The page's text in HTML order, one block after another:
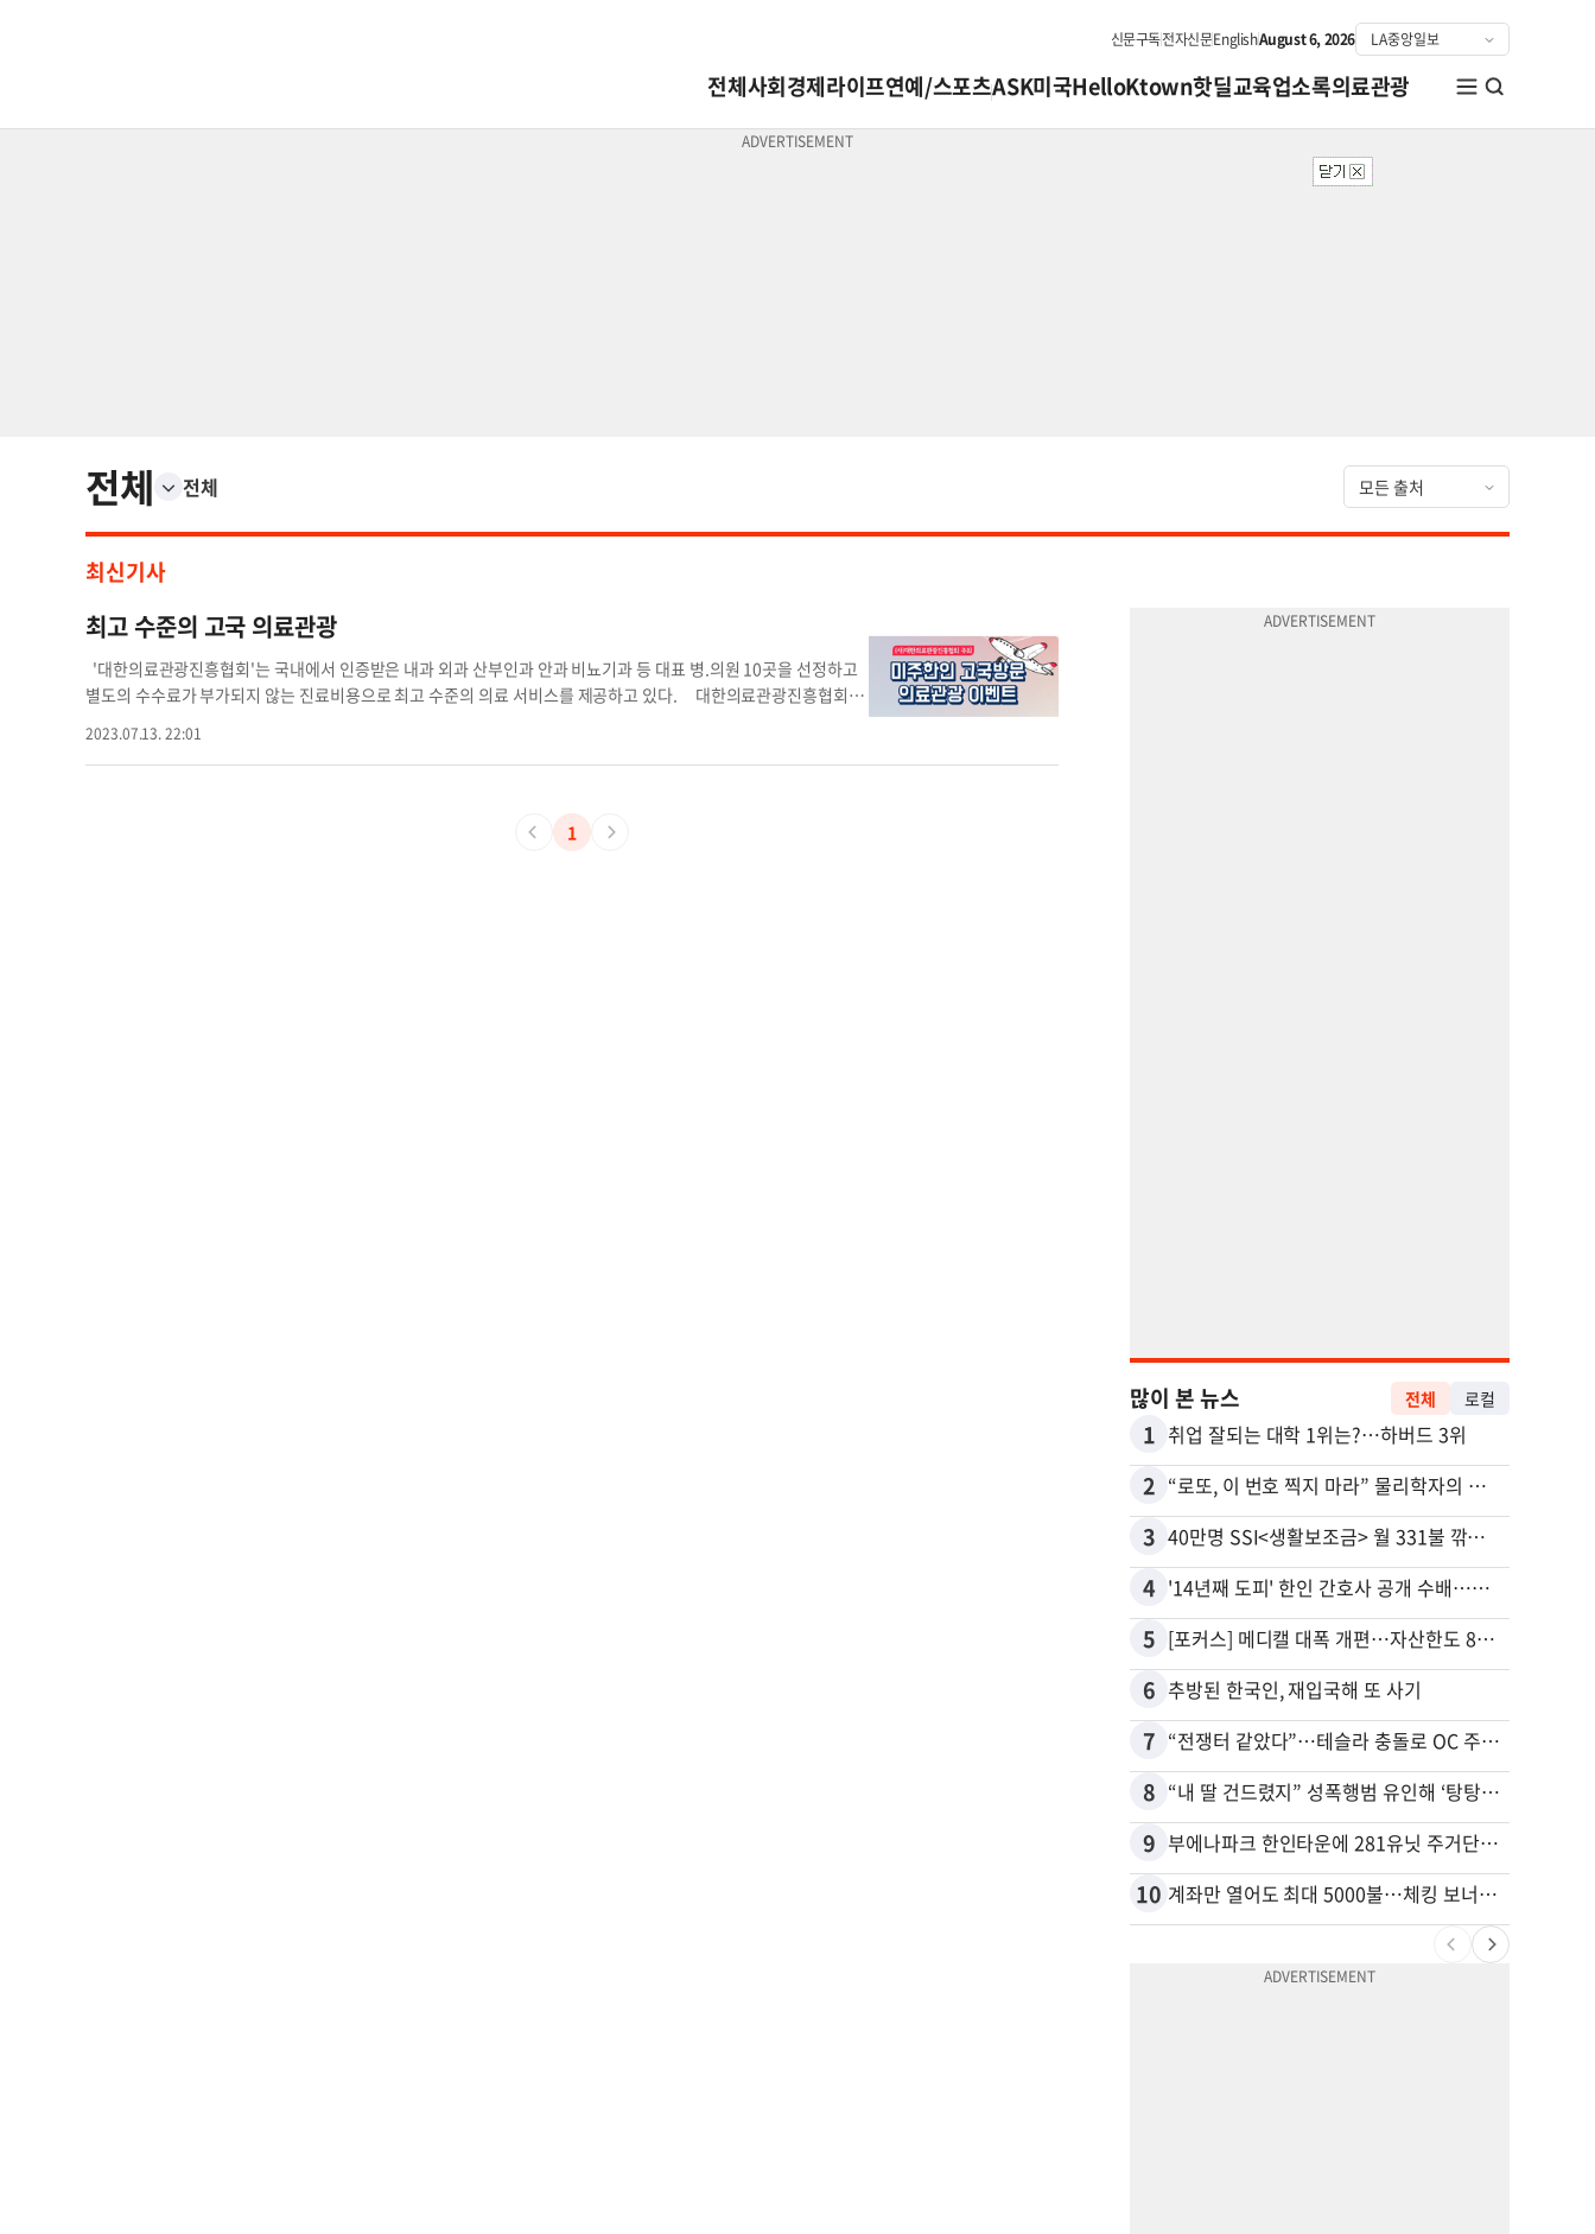
신문구독전자신문EnglishAugust 6, 2026
전체사회경제라이프연예/스포츠ASK미국HelloKtown핫딜교육업소록의료관광
전체 전체
최신기사
최고 수준의 고국 의료관광
'대한의료관광진흥협회'는 국내에서 인증받은 내과 외과 산부인과 안과 비뇨기과 등 대표 병.의원 10곳을 선정하고
별도의 수수료가 부가되지 않는 진료비용으로 최고 수준의 의료 서비스를 제공하고 있다. 대한의료관광진흥협회는
고 있다. 교민들에게 건강검진을 비롯하여 각종 진료 및 치료 수술 등 최적화된 의료 서비스 제공을 위해 최초로 진행
하는 프로젝트"라고 밝혔다. 현재 고국 의료관광 서비스로 이용 가능한 병원은 내과 진료를 위한 '필메디스의원'과
연구소(차병원)' 안과 진료에 '누네안과병원'과 '한길안과병원' 'CK성모안과의원' 비뇨기과 진료의 '해피비뇨기과의
원' 그리고 종합병원인 '부산성모병원' 등이며 각 환자가 필요로 하는 진료과목을 선택하여 1:1 맞춤 예약이 가능하다.
2023.07.13. 22:01
1
많이 본 뉴스 전체 로컬
1 취업 잘되는 대학 1위는?…하버드 3위
2 “로또, 이 번호 찍지 마라” 물리학자의 당첨금 높이는 비밀
3 40만명 SSI<생활보조금> 월 331불 깎이나
4 '14년째 도피' 한인 간호사 공개 수배…메디케어 사기 유죄
5 [포커스] 메디캘 대폭 개편…자산한도 84% 축소
6 추방된 한국인, 재입국해 또 사기
7 “전쟁터 같았다”…테슬라 충돌로 OC 주택 4채 파손
8 “내 딸 건드렸지” 성폭행범 유인해 ‘탕탕’…아빠의 복수 결말
9 부에나파크 한인타운에 281유닛 주거단지 들어선다
10 계좌만 열어도 최대 5000불…체킹 보너스 무한 경쟁